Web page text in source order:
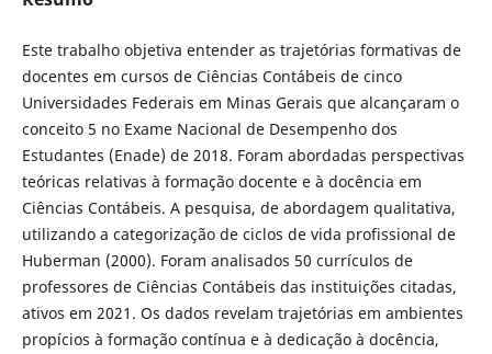
Este trabalho objetiva entender as trajetórias formativas de
docentes em cursos de Ciências Contábeis de cinco
Universidades Federais em Minas Gerais que alcançaram o
conceito 5 no Exame Nacional de Desempenho dos
Estudantes (Enade) de 2018. Foram abordadas perspectivas
teóricas relativas à formação docente e à docência em
Ciências Contábeis. A pesquisa, de abordagem qualitativa,
utilizando a categorização de ciclos de vida profissional de
Huberman (2000). Foram analisados 50 currículos de
professores de Ciências Contábeis das instituições citadas,
ativos em 2021. Os dados revelam trajetórias em ambientes
propícios à formação contínua e à dedicação à docência,